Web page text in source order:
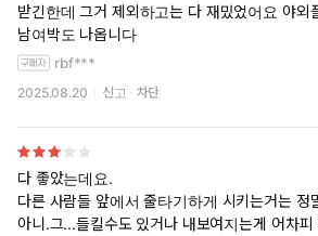
받긴한데 그거 제외하고는 다 재밌었어요 야외
남여박도 나옵니다
rbf***
2025.08.20 신고 차단
다 좋았는데요.
다른 사람들 앞에서 줄타기하게 시키는거는 정
아니.그...들킬수도 있거나 내보여지는게 어차